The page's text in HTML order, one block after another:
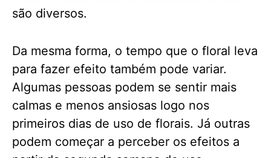
são diversos.
Da mesma forma, o tempo que o floral leva
para fazer efeito também pode variar.
Algumas pessoas podem se sentir mais
calmas e menos ansiosas logo nos
primeiros dias de uso de florais. Já outras
podem começar a perceber os efeitos a